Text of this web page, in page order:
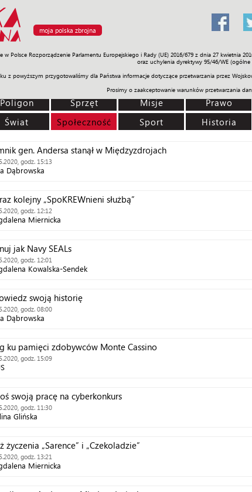
moja polska zbrojna
w Polsce Rozporządzenie Parlamentu Europejskiego i Rady (UE) 2016/679 z dnia 27
oraz uchylenia dyrektywy 95/46/WE
z powyższym przygotowaliśmy dla Państwa informacje dotyczące przetwarzania przez
Prosimy o zaakceptowanie warunków przetwarzania
Misje Polityka Prawo Świat Społeczność Sport
Poligon Sprzęt Misje
Prawo
Świat Społeczność Sport Historia
gen. Andersa stanął w Międzyzdrojach
godz. 15:13
Dąbrowska
kolejny „SpoKREWnieni służbą”
godz. 12:12
Miernicka
jak Navy SEALs
godz. 12:01
Kowalska-Sendek
swoją historię
godz. 08:00
Dąbrowska
ku pamięci zdobywców Monte Cassino
godz. 15:09
swoją pracę na cyberkonkurs
godz. 11:30
Glińska
życzenia „Sarence” i „Czekoladzie”
godz. 13:21
Miernicka